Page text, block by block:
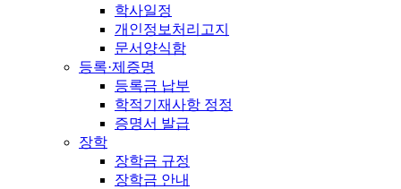
학사일정
개인정보처리고지
문서양식함
등록·제증명
등록금 납부
학적기재사항 정정
증명서 발급
장학
장학금 규정
장학금 안내